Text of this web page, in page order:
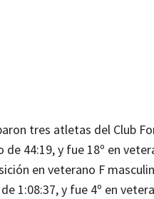
tres atletas del Club
44:19, y fue 18º en
en veterano F
1:08:37, y fue 4º en